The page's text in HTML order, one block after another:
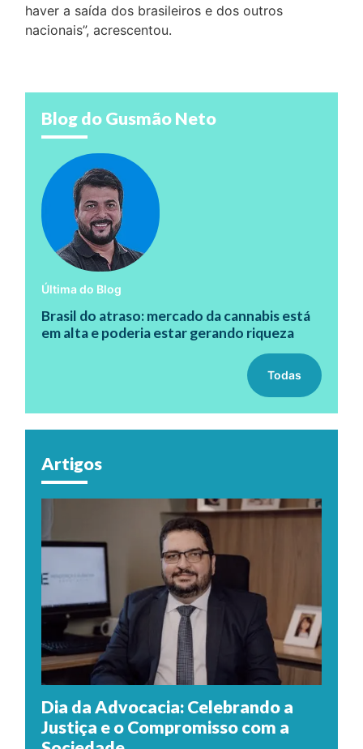
haver a saída dos brasileiros e dos outros
nacionais”, acrescentou.
Blog do Gusmão Neto
Última do Blog
Brasil do atraso: mercado da cannabis está
em alta e poderia estar gerando riqueza
Todas
Artigos
Dia da Advocacia: Celebrando a
Justiça e o Compromisso com a